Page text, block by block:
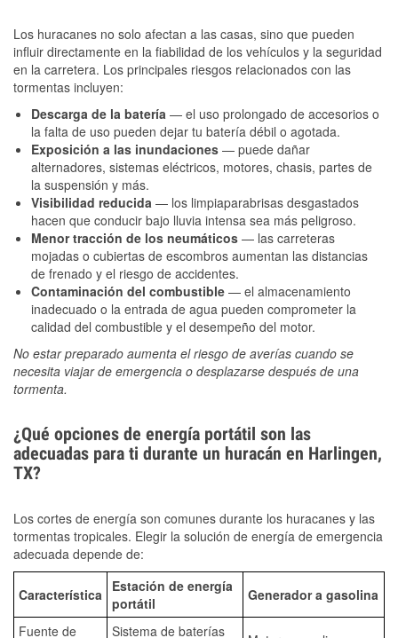
Los huracanes no solo afectan a las casas, sino que pueden
influir directamente en la fiabilidad de los vehículos y la seguridad
en la carretera. Los principales riesgos relacionados con las
tormentas incluyen:
Descarga de la batería — el uso prolongado de accesorios o
la falta de uso pueden dejar tu batería débil o agotada.
Exposición a las inundaciones — puede dañar
alternadores, sistemas eléctricos, motores, chasis, partes de
la suspensión y más.
Visibilidad reducida — los limpiaparabrisas desgastados
hacen que conducir bajo lluvia intensa sea más peligroso.
Menor tracción de los neumáticos — las carreteras
mojadas o cubiertas de escombros aumentan las distancias
de frenado y el riesgo de accidentes.
Contaminación del combustible — el almacenamiento
inadecuado o la entrada de agua pueden comprometer la
calidad del combustible y el desempeño del motor.
No estar preparado aumenta el riesgo de averías cuando se
necesita viajar de emergencia o desplazarse después de una
tormenta.
¿Qué opciones de energía portátil son las
adecuadas para ti durante un huracán en Harlingen,
TX?
Los cortes de energía son comunes durante los huracanes y las
tormentas tropicales. Elegir la solución de energía de emergencia
adecuada depende de:
Característica
Estación de energía
portátil
Generador a gasolina
Fuente de Sistema de baterías